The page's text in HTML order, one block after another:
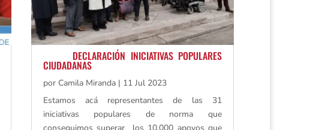
DECLARACIÓN INICIATIVAS POPULARES
CIUDADANAS
por Camila Miranda| 11 Jul 2023
Estamos acá representantes de las 31
iniciativas populares de norma que
conseguimos superar los 10.000 apoyos que